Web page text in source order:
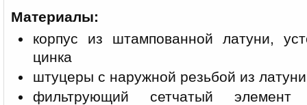
Материалы:
корпус из штампованной латуни,
цинка
штуцеры с наружной резьбой из латуни
фильтрующий сетчатый